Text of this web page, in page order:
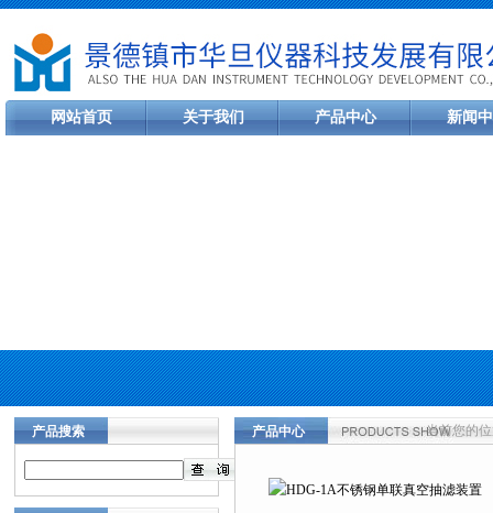
网站首页 关于我们 产品中心 新闻
产品搜索 产品中心 当前您的